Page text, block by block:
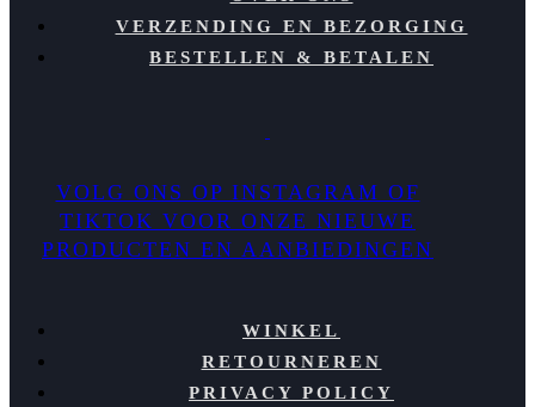
VERZENDING EN BEZORGING
BESTELLEN & BETALEN
VOLG ONS OP INSTAGRAM OF
TIKTOK VOOR ONZE NIEUWE
PRODUCTEN EN AANBIEDINGEN
WINKEL
RETOURNEREN
PRIVACY POLICY